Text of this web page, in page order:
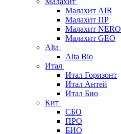
Малахит AIR
Малахит ПР
Малахит NERO
Малахит GEO
Alta
Alta Bio
Итал
Итал Горизонт
Итал Антей
Итал Био
Кит
СБО
ПРО
БИО